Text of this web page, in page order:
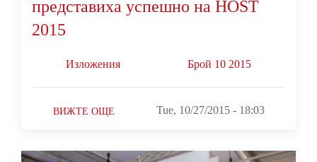
представиха успешно на HOST
2015
Изложения Брой 10 2015
ВИЖТЕ ОЩЕ Tue, 10/27/2015 - 18:03